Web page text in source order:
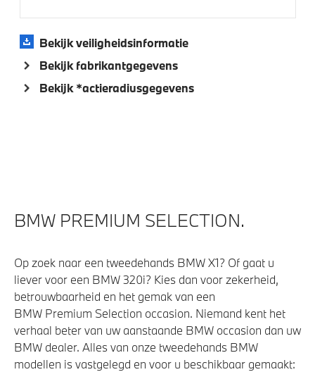
Bekijk veiligheidsinformatie
Bekijk fabrikantgegevens
Bekijk *actieradiusgegevens
BMW PREMIUM SELECTION.
Op zoek naar een tweedehands BMW X1? Of gaat u
liever voor een BMW 320i? Kies dan voor zekerheid,
betrouwbaarheid en het gemak van een
BMW Premium Selection occasion. Niemand kent het
verhaal beter van uw aanstaande BMW occasion dan uw
BMW dealer. Alles van onze tweedehands BMW
modellen is vastgelegd en voor u beschikbaar gemaakt: